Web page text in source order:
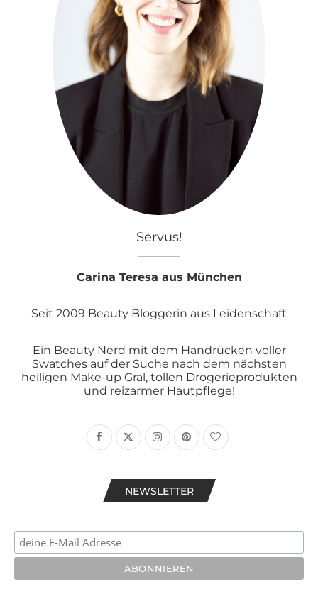
Servus!
Carina Teresa aus München
Seit 2009 Beauty Bloggerin aus Leidenschaft
Ein Beauty Nerd mit dem Handrücken voller
Swatches auf der Suche nach dem nächsten
heiligen Make-up Gral, tollen Drogerieprodukten
und reizarmer Hautpflege!
NEWSLETTER